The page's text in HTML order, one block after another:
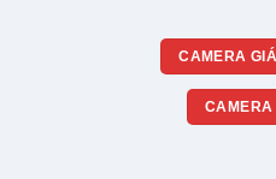
CAMERA
CAMERA